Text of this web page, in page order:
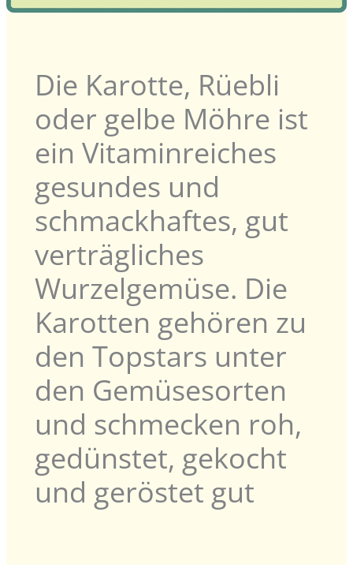
Die Karotte, Rüebli
oder gelbe Möhre ist
ein Vitaminreiches
gesundes und
schmackhaftes, gut
verträgliches
Wurzelgemüse. Die
Karotten gehören zu
den Topstars unter
den Gemüsesorten
und schmecken roh,
gedünstet, gekocht
und geröstet gut